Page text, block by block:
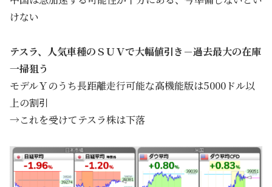
けない
テスラ、人気車種のＳＵＶで大幅値引き－過去最大の在庫
一掃狙う
モデルＹのうち長距離走行可能な高機能版は5000ドル以
上の割引
→これを受けてテスラ株は下落